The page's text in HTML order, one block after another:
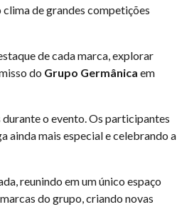
de grandes competições
de cada marca, explorar
do Grupo Germânica em
o evento. Os participantes
ainda mais especial e celebrando a
reunindo em um único espaço
do grupo, criando novas